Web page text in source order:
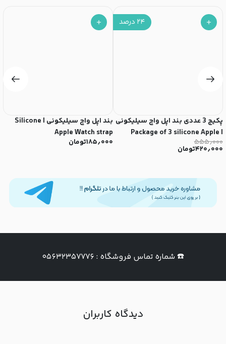
۲۴ درصد
پکیج 3 عددی بند اپل واچ سیلیکونی
| Package of 3 silicone Apple
Watch straps
۵۵۵٫۰۰۰
۴۲۰٫۰۰۰تومان
بند اپل واچ سیلیکونی | Silicone
Apple Watch strap
۱۸۵٫۰۰۰تومان
☎️ شماره تماس فروشگاه : ۰۵۶۳۲۳۵۷۷۷۶
دیدگاه کاربران